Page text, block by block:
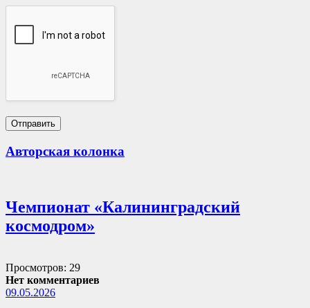
Авторская колонка
Чемпионат «Калининградский
космодром»
Просмотров: 29
Нет комментариев
09.05.2026